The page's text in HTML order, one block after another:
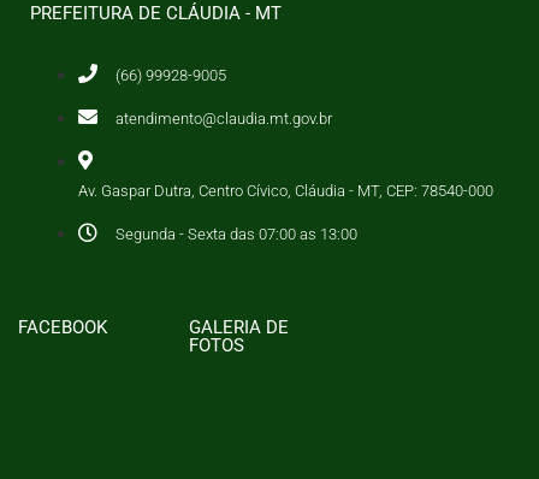
PREFEITURA DE CLÁUDIA - MT
(66) 99928-9005
atendimento@claudia.mt.gov.br
Av. Gaspar Dutra, Centro Cívico, Cláudia - MT, CEP: 78540-000
Segunda - Sexta das 07:00 as 13:00
FACEBOOK
GALERIA DE
FOTOS